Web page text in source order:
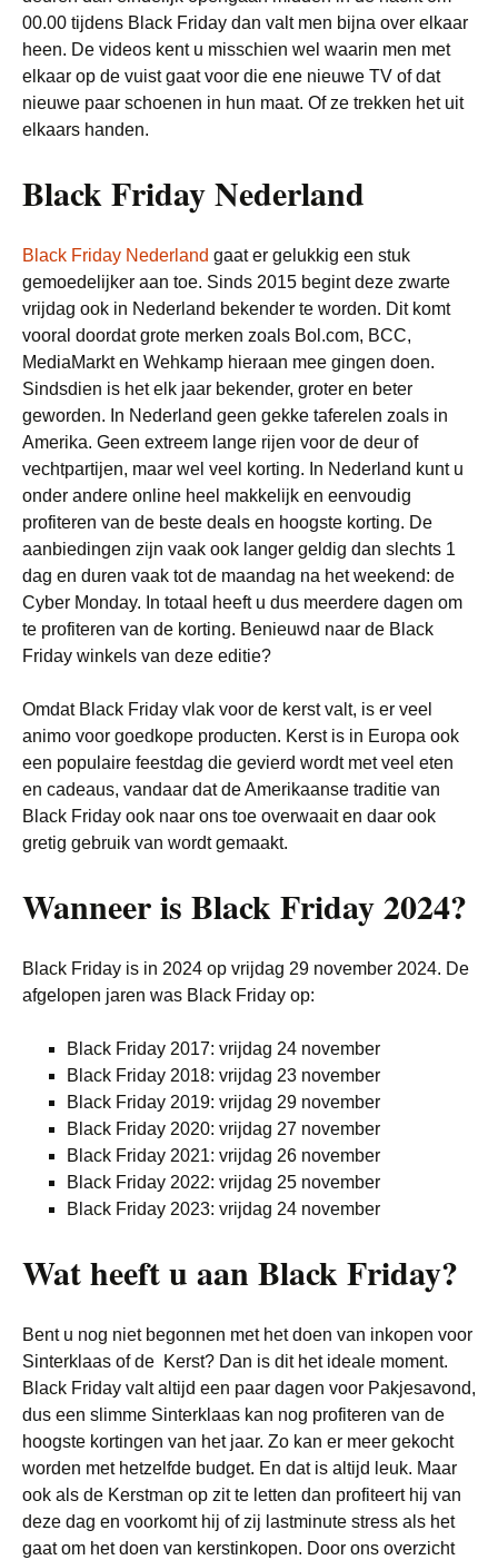
00.00 tijdens Black Friday dan valt men bijna over elkaar
heen. De videos kent u misschien wel waarin men met
elkaar op de vuist gaat voor die ene nieuwe TV of dat
nieuwe paar schoenen in hun maat. Of ze trekken het uit
elkaars handen.
Black Friday Nederland
Black Friday Nederland gaat er gelukkig een stuk
gemoedelijker aan toe. Sinds 2015 begint deze zwarte
vrijdag ook in Nederland bekender te worden. Dit komt
vooral doordat grote merken zoals Bol.com, BCC,
MediaMarkt en Wehkamp hieraan mee gingen doen.
Sindsdien is het elk jaar bekender, groter en beter
geworden. In Nederland geen gekke taferelen zoals in
Amerika. Geen extreem lange rijen voor de deur of
vechtpartijen, maar wel veel korting. In Nederland kunt u
onder andere online heel makkelijk en eenvoudig
profiteren van de beste deals en hoogste korting. De
aanbiedingen zijn vaak ook langer geldig dan slechts 1
dag en duren vaak tot de maandag na het weekend: de
Cyber Monday. In totaal heeft u dus meerdere dagen om
te profiteren van de korting. Benieuwd naar de Black
Friday winkels van deze editie?
Omdat Black Friday vlak voor de kerst valt, is er veel
animo voor goedkope producten. Kerst is in Europa ook
een populaire feestdag die gevierd wordt met veel eten
en cadeaus, vandaar dat de Amerikaanse traditie van
Black Friday ook naar ons toe overwaait en daar ook
gretig gebruik van wordt gemaakt.
Wanneer is Black Friday 2024?
Black Friday is in 2024 op vrijdag 29 november 2024. De
afgelopen jaren was Black Friday op:
Black Friday 2017: vrijdag 24 november
Black Friday 2018: vrijdag 23 november
Black Friday 2019: vrijdag 29 november
Black Friday 2020: vrijdag 27 november
Black Friday 2021: vrijdag 26 november
Black Friday 2022: vrijdag 25 november
Black Friday 2023: vrijdag 24 november
Wat heeft u aan Black Friday?
Bent u nog niet begonnen met het doen van inkopen voor
Sinterklaas of de Kerst? Dan is dit het ideale moment.
Black Friday valt altijd een paar dagen voor Pakjesavond,
dus een slimme Sinterklaas kan nog profiteren van de
hoogste kortingen van het jaar. Zo kan er meer gekocht
worden met hetzelfde budget. En dat is altijd leuk. Maar
ook als de Kerstman op zit te letten dan profiteert hij van
deze dag en voorkomt hij of zij lastminute stress als het
gaat om het doen van kerstinkopen. Door ons overzicht